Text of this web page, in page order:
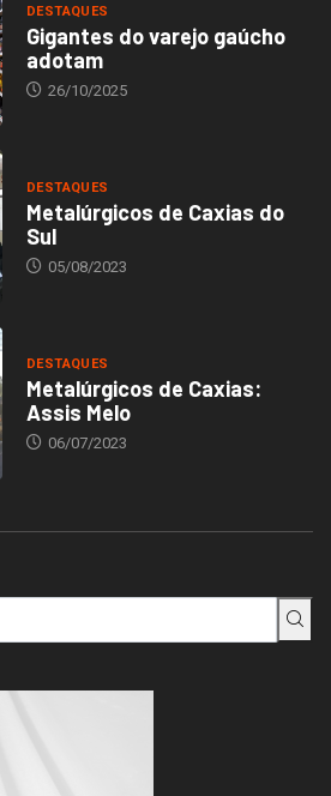
DESTAQUES
Gigantes do varejo gaúcho
adotam
26/10/2025
DESTAQUES
Metalúrgicos de Caxias do
Sul
05/08/2023
DESTAQUES
Metalúrgicos de Caxias:
Assis Melo
06/07/2023